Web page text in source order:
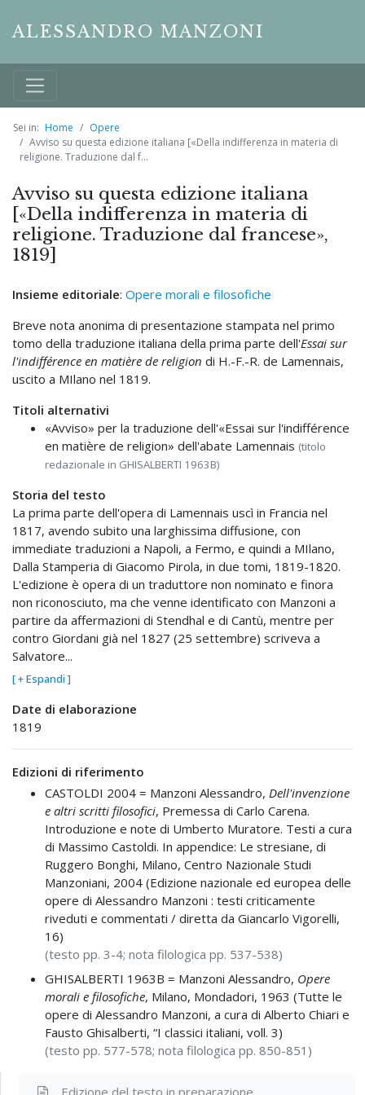
ALESSANDRO MANZONI
Sei in: Home
Opere
Avviso su questa edizione italiana [«Della indifferenza in materia di
religione. Traduzione dal f...
Avviso su questa edizione italiana
[«Della indifferenza in materia di
religione. Traduzione dal francese»,
1819]
Insieme editoriale: Opere morali e filosofiche
Breve nota anonima di presentazione stampata nel primo
tomo della traduzione italiana della prima parte dell'Essai sur
l'indifférence en matière de religion di H.-F.-R. de Lamennais,
uscito a MIlano nel 1819.
Titoli alternativi
«Avviso» per la traduzione dell'«Essai sur l'indifférence
en matière de religion» dell'abate Lamennais (titolo
redazionale in GHISALBERTI 1963B)
Storia del testo
La prima parte dell'opera di Lamennais uscì in Francia nel
1817, avendo subito una larghissima diffusione, con
immediate traduzioni a Napoli, a Fermo, e quindi a MIlano,
Dalla Stamperia di Giacomo Pirola, in due tomi, 1819-1820.
L'edizione è opera di un traduttore non nominato e finora
non riconosciuto, ma che venne identificato con Manzoni a
partire da affermazioni di Stendhal e di Cantù, mentre per
contro Giordani già nel 1827 (25 settembre) scriveva a
Salvatore...
[ + Espandi ]
Date di elaborazione
1819
Edizioni di riferimento
CASTOLDI 2004 = Manzoni Alessandro, Dell'invenzione
e altri scritti filosofici, Premessa di Carlo Carena.
Introduzione e note di Umberto Muratore. Testi a cura
di Massimo Castoldi. In appendice: Le stresiane, di
Ruggero Bonghi, Milano, Centro Nazionale Studi
Manzoniani, 2004 (Edizione nazionale ed europea delle
opere di Alessandro Manzoni : testi criticamente
riveduti e commentati / diretta da Giancarlo Vigorelli,
16)
(testo pp. 3-4; nota filologica pp. 537-538)
GHISALBERTI 1963B = Manzoni Alessandro, Opere
morali e filosofiche, Milano, Mondadori, 1963 (Tutte le
opere di Alessandro Manzoni, a cura di Alberto Chiari e
Fausto Ghisalberti, “I classici italiani, voll. 3)
(testo pp. 577-578; nota filologica pp. 850-851)